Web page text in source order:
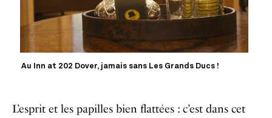
Au Inn at 202 Dover, jamais sans Les Grands Ducs !
L’esprit et les papilles bien flattées : c’est dans cet